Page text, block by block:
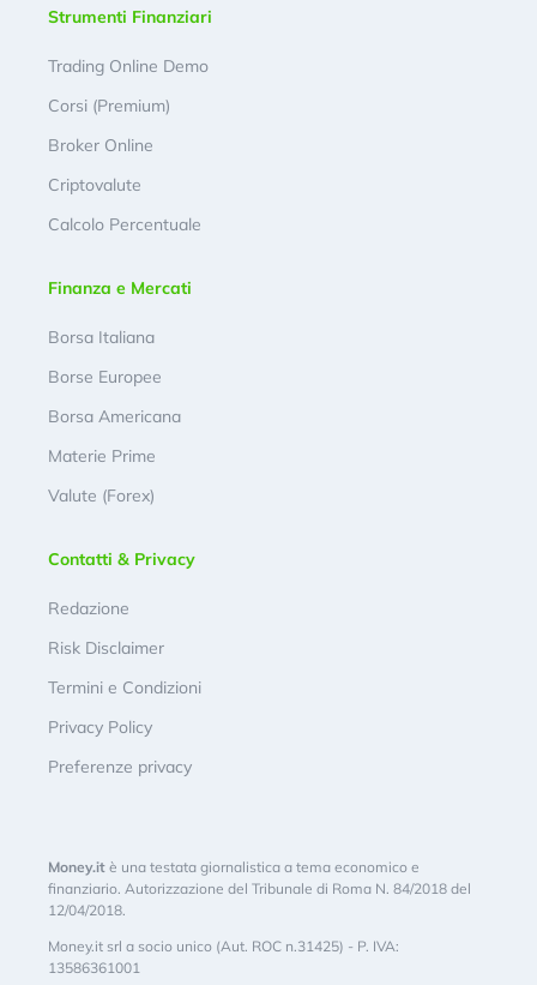
Strumenti Finanziari
Trading Online Demo
Corsi (Premium)
Broker Online
Criptovalute
Calcolo Percentuale
Finanza e Mercati
Borsa Italiana
Borse Europee
Borsa Americana
Materie Prime
Valute (Forex)
Contatti & Privacy
Redazione
Risk Disclaimer
Termini e Condizioni
Privacy Policy
Preferenze privacy
Money.it è una testata giornalistica a tema economico e
finanziario. Autorizzazione del Tribunale di Roma N. 84/2018 del
12/04/2018.
Money.it srl a socio unico (Aut. ROC n.31425) - P. IVA:
13586361001